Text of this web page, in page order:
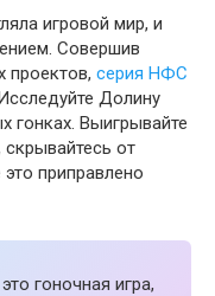
игровой мир, и
Совершив
проектов, серия НФС
Долину
гонках. Выигрывайте
от
приправлено
гоночная игра,